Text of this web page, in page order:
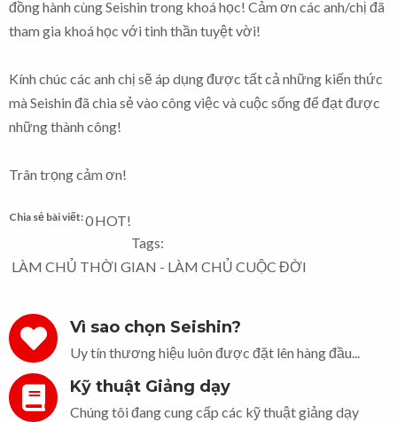
đồng hành cùng Seishin trong khoá học! Cảm ơn các anh/chị đã
tham gia khoá học với tinh thần tuyệt vời!
Kính chúc các anh chị sẽ áp dụng được tất cả những kiến thức
mà Seishin đã chia sẻ vào công việc và cuộc sống để đạt được
những thành công!
Trân trọng cảm ơn!
Chia sẻ bài viết:0HOT!
Tags:
LÀM CHỦ THỜI GIAN - LÀM CHỦ CUỘC ĐỜI
Vì sao chọn Seishin?
Uy tín thương hiệu luôn được đặt lên hàng đầu...
Kỹ thuật Giảng dạy
Chúng tôi đang cung cấp các kỹ thuật giảng dạy